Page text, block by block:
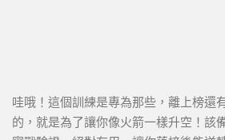
哇哦！這個訓練是專為那些，離上榜還
的，就是為了讓你像火箭一樣升空！該